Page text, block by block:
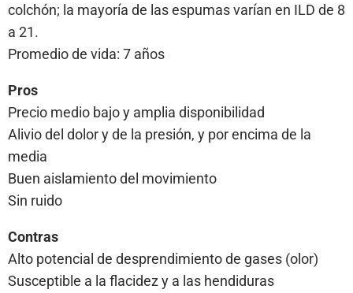
colchón; la mayoría de las espumas varían en ILD de 8
a 21.
Promedio de vida: 7 años
Pros
Precio medio bajo y amplia disponibilidad
Alivio del dolor y de la presión, y por encima de la
media
Buen aislamiento del movimiento
Sin ruido
Contras
Alto potencial de desprendimiento de gases (olor)
Susceptible a la flacidez y a las hendiduras